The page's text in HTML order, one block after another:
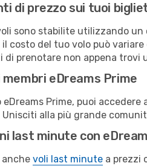
di prezzo sui tuoi
sono stabilite utilizzando un
costo del tuo volo può
di prenotare non appena
eDreams Prime
eDreams Prime, puoi
alla più grande
last minute con
anche voli last minute a prezzi